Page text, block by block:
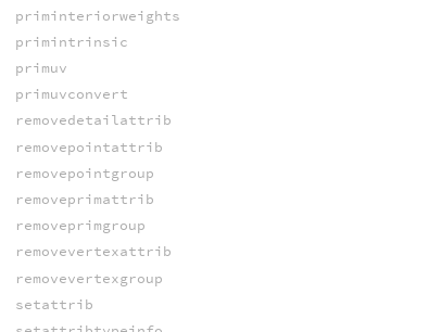
priminteriorweights
primintrinsic
primuv
primuvconvert
removedetailattrib
removepointattrib
removepointgroup
removeprimattrib
removeprimgroup
removevertexattrib
removevertexgroup
setattrib